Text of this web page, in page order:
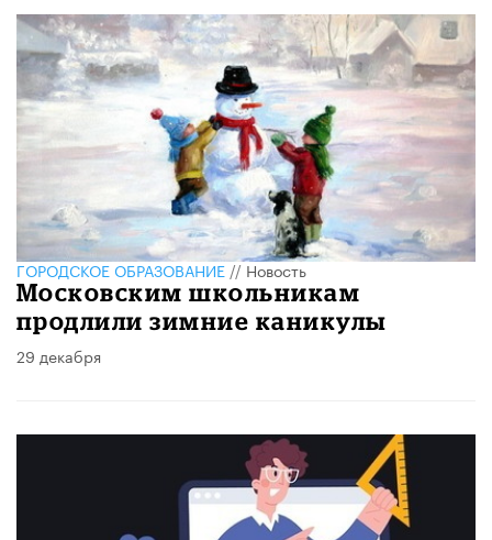
ГОРОДСКОЕ ОБРАЗОВАНИЕ//Новость
Московским школьникам
продлили зимние каникулы
29 декабря